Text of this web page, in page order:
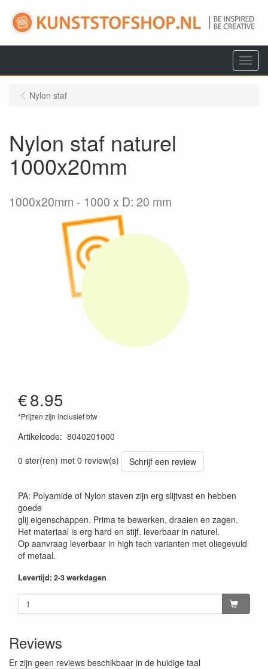
Menu
Nylon staf
Nylon staf naturel
1000x20mm
1000x20mm 1000 x D: 20 mm
€8.95
*Prijzen zijn inclusief btw
Artikelcode: 8040201000
0 ster(ren) met 0 review(s)
Schrijf een review
PA: Polyamide of Nylon staven zijn erg slijtvast en hebben
goede
glij eigenschappen. Prima te bewerken, draaien en zagen.
Het materiaal is erg hard en stijf. leverbaar in naturel.
Op aanvraag leverbaar in high tech varianten met oliegevuld
of metaal.
Levertijd: 2-3 werkdagen
Reviews
Er zijn geen reviews beschikbaar in de huidige taal